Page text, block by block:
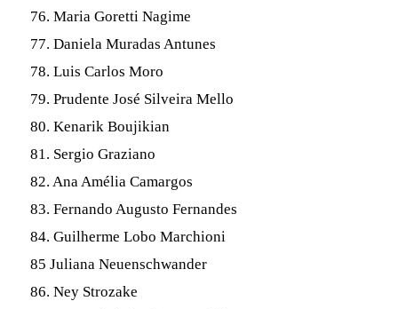
76. Maria Goretti Nagime
77. Daniela Muradas Antunes
78. Luis Carlos Moro
79. Prudente José Silveira Mello
80. Kenarik Boujikian
81. Sergio Graziano
82. Ana Amélia Camargos
83. Fernando Augusto Fernandes
84. Guilherme Lobo Marchioni
85 Juliana Neuenschwander
86. Ney Strozake